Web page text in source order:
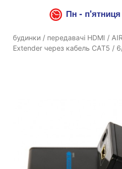
Пн -
будинки / передавачі HDMI /
Extender через кабель CAT5 /